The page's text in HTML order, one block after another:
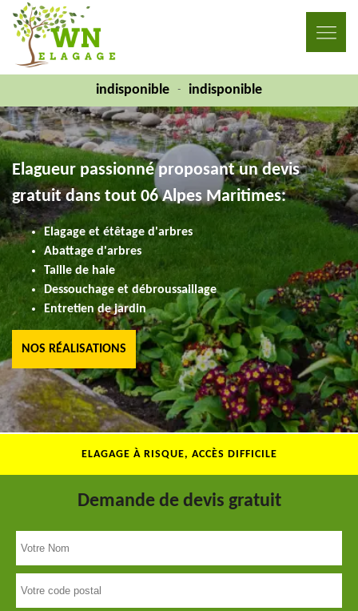
indisponible - indisponible
Elagueur passionné proposant un devis
gratuit dans tout 06 Alpes Maritimes:
Elagage et étêtage d'arbres
Abattage d'arbres
Taille de haie
Dessouchage et débroussaillage
Entretien de jardin
NOS RÉALISATIONS
ELAGAGE À RISQUE, ACCÈS DIFFICILE
Demande de devis gratuit